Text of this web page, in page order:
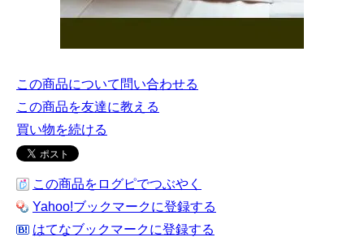
この商品について問い合わせる
この商品を友達に教える
買い物を続ける
この商品をログピでつぶやく
Yahoo!ブックマークに登録する
はてなブックマークに登録する